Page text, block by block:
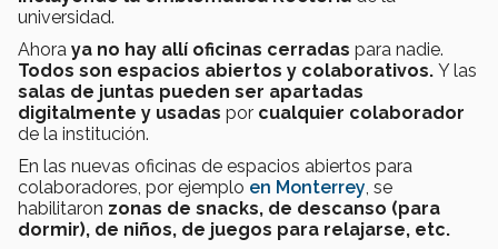
universidad.
Ahora ya no hay allí oficinas cerradas para nadie.
Todos son espacios abiertos y colaborativos. Y las
salas de juntas pueden ser apartadas
digitalmente y usadas por cualquier colaborador
de la institución.
En las nuevas oficinas de espacios abiertos para
colaboradores, por ejemplo en Monterrey , se
habilitaron zonas de snacks, de descanso (para
dormir), de niños, de juegos para relajarse, etc.